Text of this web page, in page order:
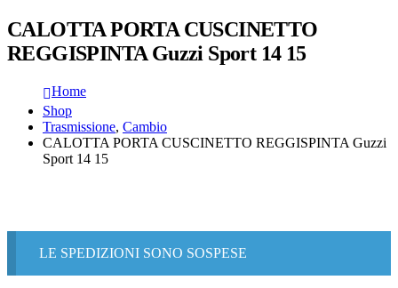
CALOTTA PORTA CUSCINETTO
REGGISPINTA Guzzi Sport 14 15
Home
Shop
Trasmissione, Cambio
CALOTTA PORTA CUSCINETTO REGGISPINTA Guzzi
Sport 14 15
LE SPEDIZIONI SONO SOSPESE